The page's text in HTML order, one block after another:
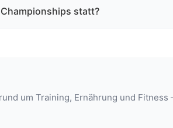
statt?
um Training, Ernährung und